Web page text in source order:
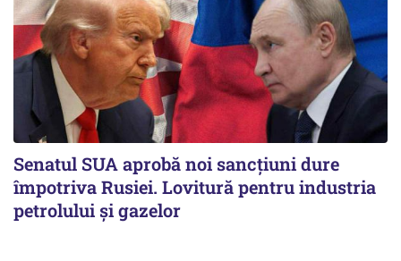
Senatul SUA aprobă noi sancțiuni dure
împotriva Rusiei. Lovitură pentru industria
petrolului și gazelor